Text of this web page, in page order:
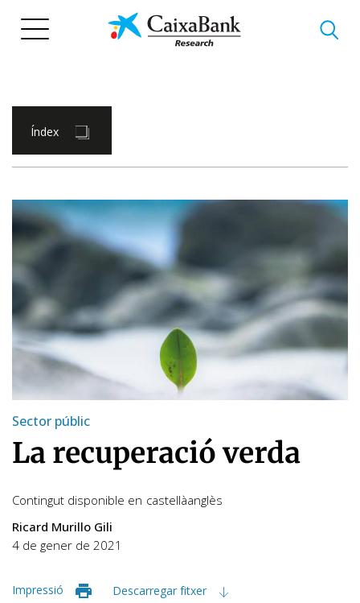
Índex
Sector públic
La recuperació verda
Contingut disponible en castellàanglès
Ricard Murillo Gili
4 de gener de 2021
Impressió Descarregar fitxer